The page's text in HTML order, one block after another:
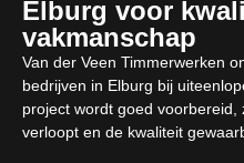
Elburg voor
vakmanschap
Van der Veen Timmerwerken
bedrijven in Elburg bij
project wordt goed
verloopt en de kwaliteit